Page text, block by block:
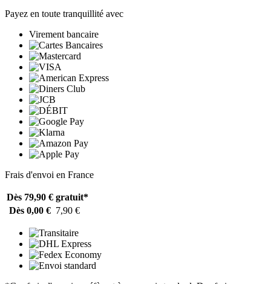
Payez en toute tranquillité avec
Virement bancaire
Frais d'envoi en France
Dès 79,90 € gratuit*
Dès 0,00 € 7,90 €